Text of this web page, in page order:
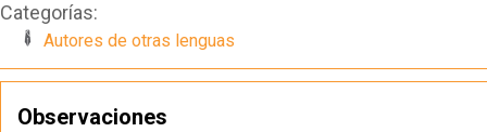
Categorías:
Autores de otras lenguas
Observaciones